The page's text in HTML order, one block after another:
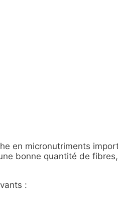
en micronutriments
bonne quantité de
: